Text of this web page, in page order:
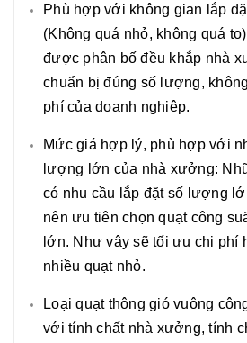
Phù hợp với không gian lắp
(Không quá nhỏ, không quá
được phân bố đều khắp nhà
chuẩn bị đúng số lượng,
phí của doanh nghiệp.
Mức giá hợp lý, phù hợp với
lượng lớn của nhà xưởng:
có nhu cầu lắp đặt số lượng
nên ưu tiên chọn quạt công
lớn. Như vậy sẽ tối ưu chi phí
nhiều quạt nhỏ.
Loại quạt thông gió vuông
với tính chất nhà xưởng, tính